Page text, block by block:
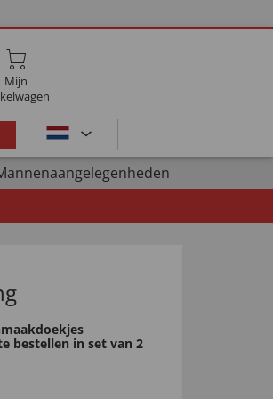
Mijn
bestellen in set van 2